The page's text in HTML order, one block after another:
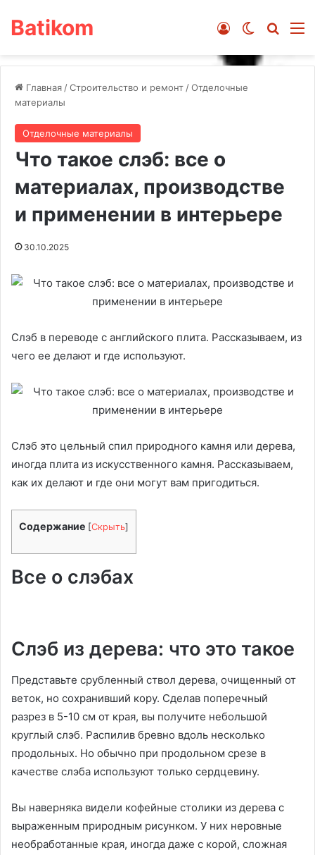
Batikom Switch skin
Войти
Главная /Строительство и ремонт /Отделочные
материалы
Отделочные материалы
Что такое слэб: все о
материалах, производстве
и применении в интерьере
30.10.2025
Слэб в переводе с английского плита. Рассказываем, из
чего ее делают и где используют.
Слэб это цельный спил природного камня или дерева,
иногда плита из искусственного камня. Рассказываем,
как их делают и где они могут вам пригодиться.
Содержание [Скрыть]
Все о слэбах
Слэб из дерева: что это такое
Представьте срубленный ствол дерева, очищенный от
веток, но сохранивший кору. Сделав поперечный
разрез в 5-10 см от края, вы получите небольшой
круглый слэб. Распилив бревно вдоль несколько
продольных. Но обычно при продольном срезе в
качестве слэба используют только сердцевину.
Вы наверняка видели кофейные столики из дерева с
выраженным природным рисунком. У них неровные
необработанные края, иногда даже с корой, сложная